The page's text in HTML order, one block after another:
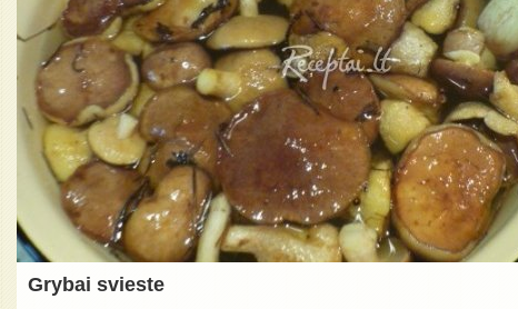
Grybai svieste